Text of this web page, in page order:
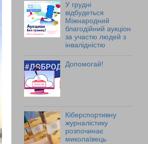
У грудні
відбудеться
Міжнародний
благодійний аукціон
за участю людей з
інвалідністю
Допомогай!
Кіберспортивну
журналістику
розпочинає
миколаївець